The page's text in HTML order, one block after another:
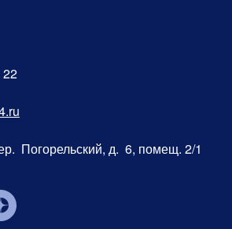
22
Погорельский, д. 6, помещ. 2/1